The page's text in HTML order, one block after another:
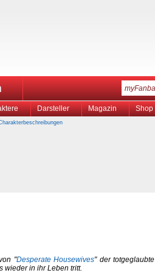
Darsteller Magazin Shop
"Desperate Housewives" der totgeglaubte
wieder in ihr Leben tritt.